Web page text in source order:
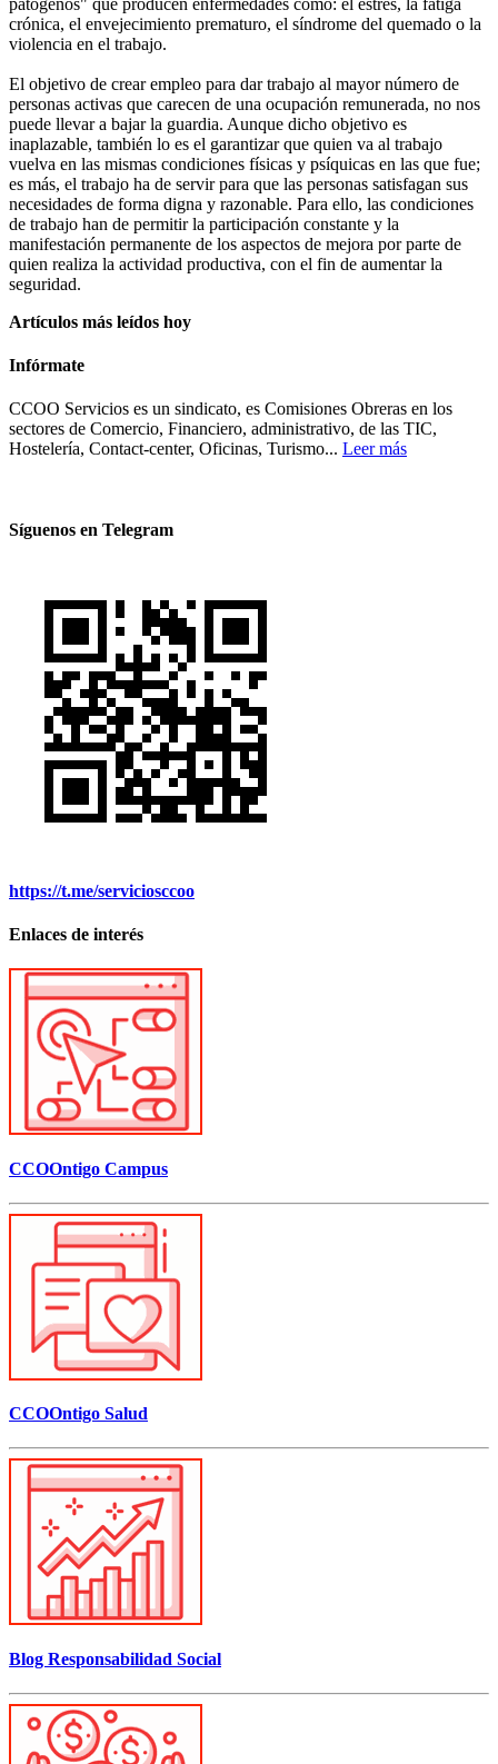
crónica, el envejecimiento prematuro, el síndrome del quemado o la
violencia en el trabajo.
El objetivo de crear empleo para dar trabajo al mayor número de
personas activas que carecen de una ocupación remunerada, no nos
puede llevar a bajar la guardia. Aunque dicho objetivo es
inaplazable, también lo es el garantizar que quien va al trabajo
vuelva en las mismas condiciones físicas y psíquicas en las que fue;
es más, el trabajo ha de servir para que las personas satisfagan sus
necesidades de forma digna y razonable. Para ello, las condiciones
de trabajo han de permitir la participación constante y la
manifestación permanente de los aspectos de mejora por parte de
quien realiza la actividad productiva, con el fin de aumentar la
seguridad.
Artículos más leídos hoy
Infórmate
CCOO Servicios es un sindicato, es Comisiones Obreras en los
sectores de Comercio, Financiero, administrativo, de las TIC,
Hostelería, Contact-center, Oficinas, Turismo... Leer más
Síguenos en Telegram
https://t.me/serviciosccoo
Enlaces de interés
CCOOntigo Campus
CCOOntigo Salud
Blog Responsabilidad Social